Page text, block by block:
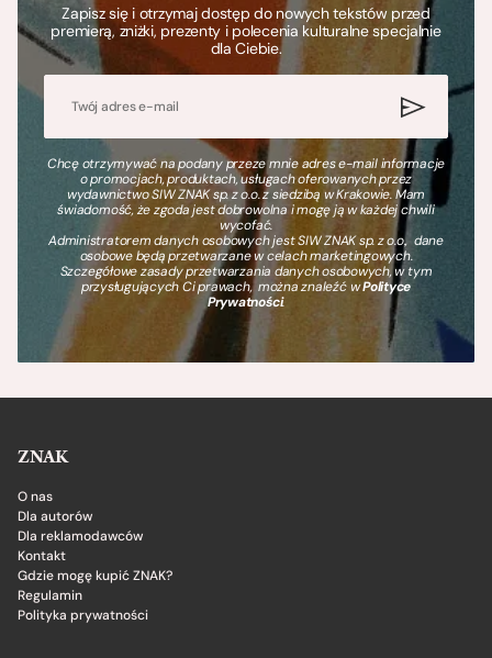
Zapisz się i otrzymaj dostęp do nowych tekstów przed
premierą, zniżki, prezenty i polecenia kulturalne specjalnie
dla Ciebie.
Chcę otrzymywać na podany przeze mnie adres e-mail informacje
o promocjach, produktach, usługach oferowanych przez
wydawnictwo SIW ZNAK sp. z o.o. z siedzibą w Krakowie. Mam
świadomość, że zgoda jest dobrowolna i mogę ją w każdej chwili
wycofać.
Administratorem danych osobowych jest SIW ZNAK sp. z o.o., dane
osobowe będą przetwarzane w celach marketingowych.
Szczegółowe zasady przetwarzania danych osobowych, w tym
przysługujących Ci prawach, można znaleźć wPolityce
Prywatności.
ZNAK
O nas
Dla autorów
Dla reklamodawców
Kontakt
Gdzie mogę kupić ZNAK?
Regulamin
Polityka prywatności